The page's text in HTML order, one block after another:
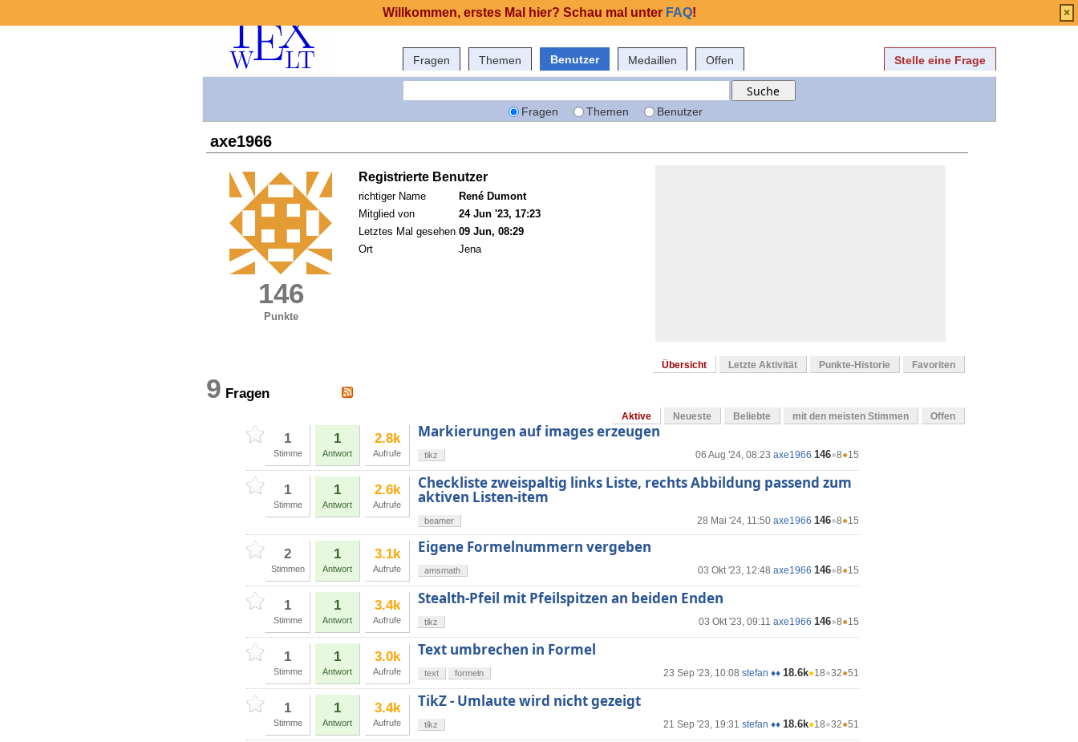
Fragen Themen Benutzer Medaillen Offen Stelle eine Frage
Fragen Themen Benutzer
axe1966
146
Punkte
Registrierte Benutzer
richtiger Name
René Dumont
Mitglied von
24 Jun '23, 17:23
Letztes Mal gesehen 09 Jun, 08:29
Ort
Jena
Übersicht Letzte Aktivität Punkte-Historie Favoriten
9 Fragen
Aktive Neueste Beliebte mit den meisten Stimmen Offen
1
Stimme
1
Antwort
2.8k
Aufrufe
Markierungen auf images erzeugen
06 Aug '24, 08:23 axe1966 146●8●15
tikz
1
Stimme
1
Antwort
2.6k
Aufrufe
Checkliste zweispaltig links Liste, rechts Abbildung passend zum
aktiven Listen-item
28 Mai '24, 11:50 axe1966 146●8●15
beamer
2
Stimmen
1
Antwort
3.1k
Aufrufe
Eigene Formelnummern vergeben
03 Okt '23, 12:48 axe1966 146●8●15
amsmath
1
Stimme
1
Antwort
3.4k
Aufrufe
Stealth-Pfeil mit Pfeilspitzen an beiden Enden
03 Okt '23, 09:11 axe1966 146●8●15
tikz
1
Stimme
1
Antwort
3.0k
Aufrufe
Text umbrechen in Formel
23 Sep '23, 10:08 stefan ♦♦ 18.6k●18●32●51
text formeln
1
Stimme
1
Antwort
3.4k
Aufrufe
TikZ - Umlaute wird nicht gezeigt
21 Sep '23, 19:31 stefan ♦♦ 18.6k●18●32●51
tikz
Willkommen, erstes Mal hier? Schau mal unter FAQ! ×